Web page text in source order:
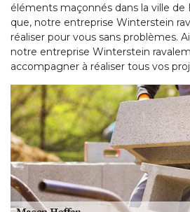
éléments maçonnés dans la ville de
que, notre entreprise Winterstein
réaliser pour vous sans problèmes.
notre entreprise Winterstein
accompagner à réaliser tous vos